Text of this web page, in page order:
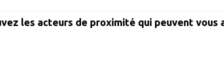
les acteurs de proximité qui peuvent vous